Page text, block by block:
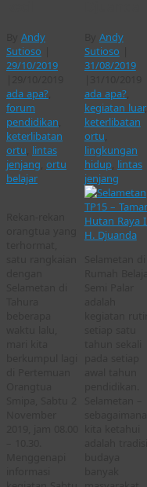
Andy
Sutioso
29/10/2019
ada apa?
forum
pendidikan
keterlibatan
ortu lintas
jenjang ortu
belajar
Andy
Sutioso
31/08/2019
ada apa?,
kegiatan luar,
keterlibatan
ortu
lingkungan
hidup, lintas
jenjang